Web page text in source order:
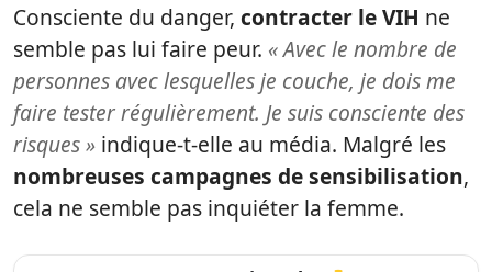
Consciente du danger, contracter le VIH ne
semble pas lui faire peur. « Avec le nombre de
personnes avec lesquelles je couche, je dois me
faire tester régulièrement. Je suis consciente des
risques » indique-t-elle au média. Malgré les
nombreuses campagnes de sensibilisation,
cela ne semble pas inquiéter la femme.